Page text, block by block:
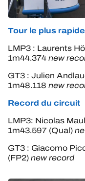
Tour le plus
LMP3 : Laurents
1m44.374new
GT3 : Julien
1m48.118 new
Record du circuit
LMP3: Nicolas
1m43.597 (Qual)
GT3 : Giacomo
(FP2)new record